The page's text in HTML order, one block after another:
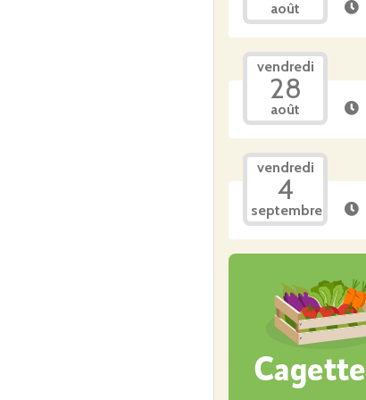
août
vendredi
28
août
vendredi
4
septembre